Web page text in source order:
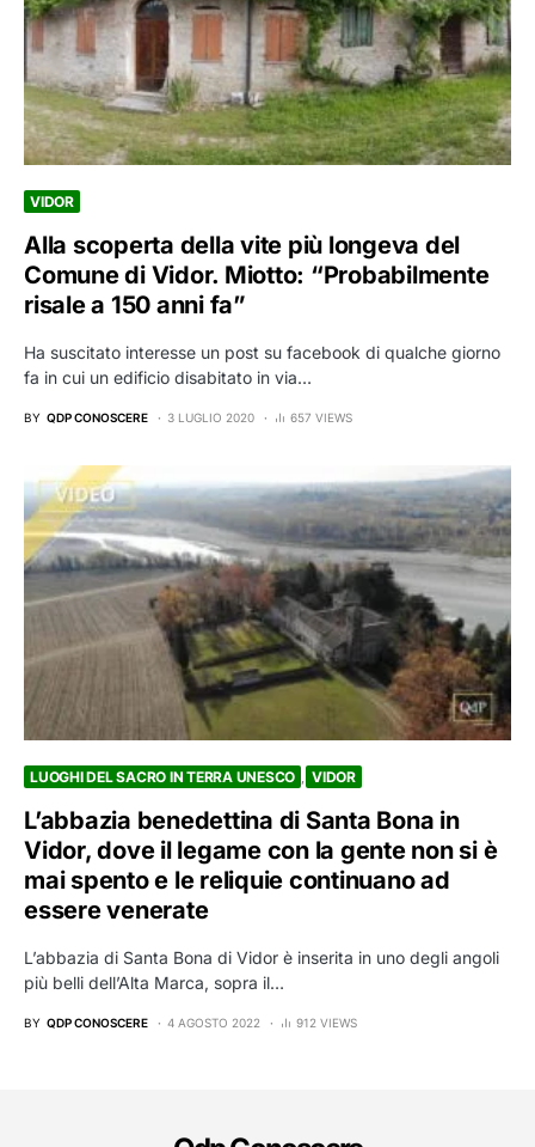
VIDOR
Alla scoperta della vite più longeva del
Comune di Vidor. Miotto: “Probabilmente
risale a 150 anni fa”
Ha suscitato interesse un post su facebook di qualche giorno
fa in cui un edificio disabitato in via…
BY QDP CONOSCERE 3 LUGLIO 2020 657 VIEWS
LUOGHI DEL SACRO IN TERRA UNESCO VIDOR
L’abbazia benedettina di Santa Bona in
Vidor, dove il legame con la gente non si è
mai spento e le reliquie continuano ad
essere venerate
L’abbazia di Santa Bona di Vidor è inserita in uno degli angoli
più belli dell’Alta Marca, sopra il…
BY QDP CONOSCERE 4 AGOSTO 2022 912 VIEWS